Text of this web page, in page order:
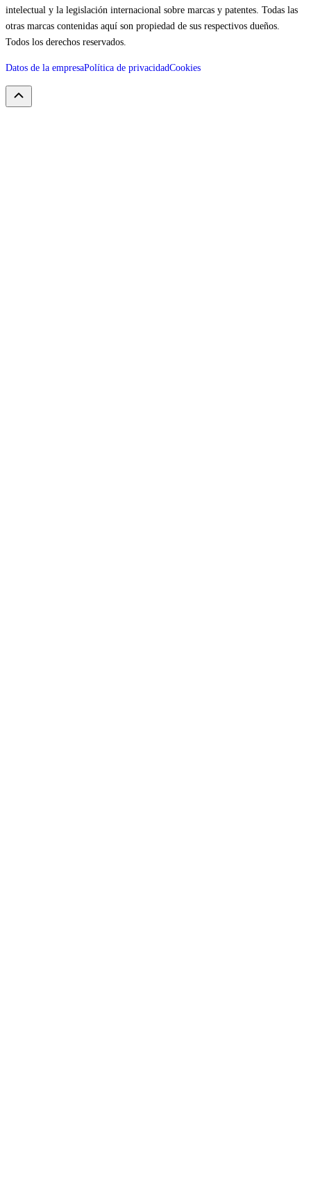
intelectual y la legislación internacional sobre marcas y patentes. Todas las
otras marcas contenidas aquí son propiedad de sus respectivos dueños.
Todos los derechos reservados.
Datos de la empresaPolítica de privacidadCookies